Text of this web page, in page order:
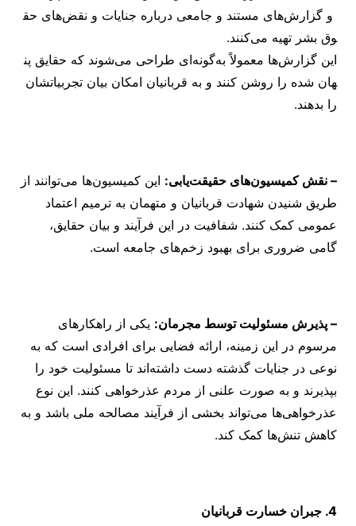
و گزارش‌های مستند و جامعی درباره جنایات و نقض‌های حق
وق بشر تهیه می‌کنند.
این گزارش‌ها معمولاً به‌گونه‌ای طراحی می‌شوند که حقایق پن
هان شده را روشن کنند و به قربانیان امکان بیان تجربیاتشان
را بدهند.
– نقش کمیسیون‌های حقیقت‌یابی: این کمیسیون‌ها می‌توانند از
طریق شنیدن شهادت قربانیان و متهمان به ترمیم اعتماد
عمومی کمک کنند. شفافیت در این فرآیند و بیان حقایق،
گامی ضروری برای بهبود زخم‌های جامعه است.
– پذیرش مسئولیت توسط مجرمان: یکی از راهکارهای
مرسوم در این زمینه، ارائه فضایی برای افرادی است که به
نوعی در جنایات گذشته دست داشته‌اند تا مسئولیت خود را
بپذیرند و به صورت علنی از مردم عذرخواهی کنند. این نوع
عذرخواهی‌ها می‌تواند بخشی از فرآیند مصالحه ملی باشد و به
کاهش تنش‌ها کمک کند.
4. جبران خسارت قربانیان